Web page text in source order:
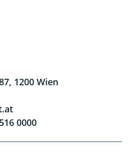
1200 Wien
0000